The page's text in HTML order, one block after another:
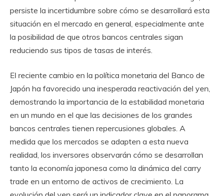
persiste la incertidumbre sobre cómo se desarrollará esta
situación en el mercado en general, especialmente ante
la posibilidad de que otros bancos centrales sigan
reduciendo sus tipos de tasas de interés.
El reciente cambio en la política monetaria del Banco de
Japón ha favorecido una inesperada reactivación del yen,
demostrando la importancia de la estabilidad monetaria
en un mundo en el que las decisiones de los grandes
bancos centrales tienen repercusiones globales. A
medida que los mercados se adapten a esta nueva
realidad, los inversores observarán cómo se desarrollan
tanto la economía japonesa como la dinámica del carry
trade en un entorno de activos de crecimiento. La